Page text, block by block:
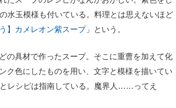
水玉模様も付いている。料理とは思えないほど
】カメレオン紫スープ」という。
具材で作ったスープ。そこに重曹を加えて化
ク色にしたものを用い、文字と模様を描いてい
レシピは指南している。魔界人……ってえ